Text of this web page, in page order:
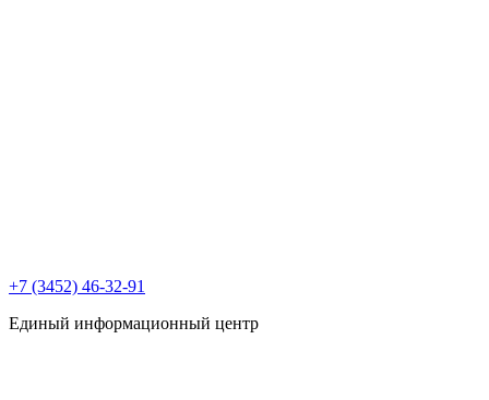
+7 (3452) 46-32-91
Единый информационный центр